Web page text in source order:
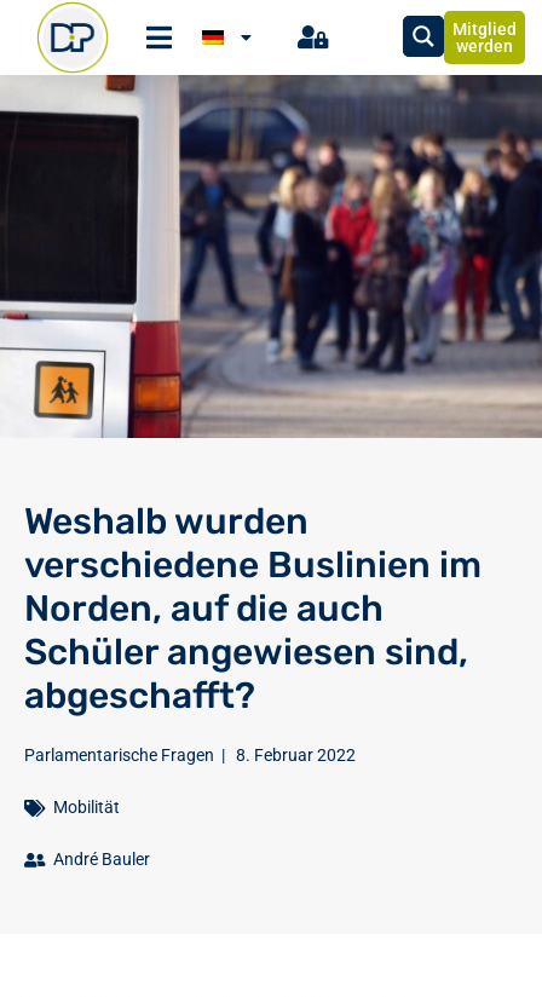
Mitglied
werden
Weshalb wurden
verschiedene Buslinien im
Norden, auf die auch
Schüler angewiesen sind,
abgeschafft?
Parlamentarische Fragen | 8. Februar 2022
Mobilität
André Bauler